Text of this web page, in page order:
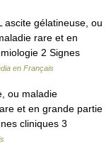
gélatineuse, ou
rare et en
2 Signes
en Français
ou maladie
et en grande partie
cliniques 3